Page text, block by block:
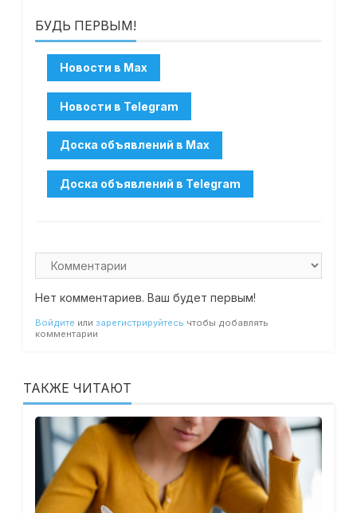
БУДЬ ПЕРВЫМ!
Нет комментариев. Ваш будет первым!
Войдите или зарегистрируйтесь чтобы добавлять
комментарии
ТАКЖЕ ЧИТАЮТ